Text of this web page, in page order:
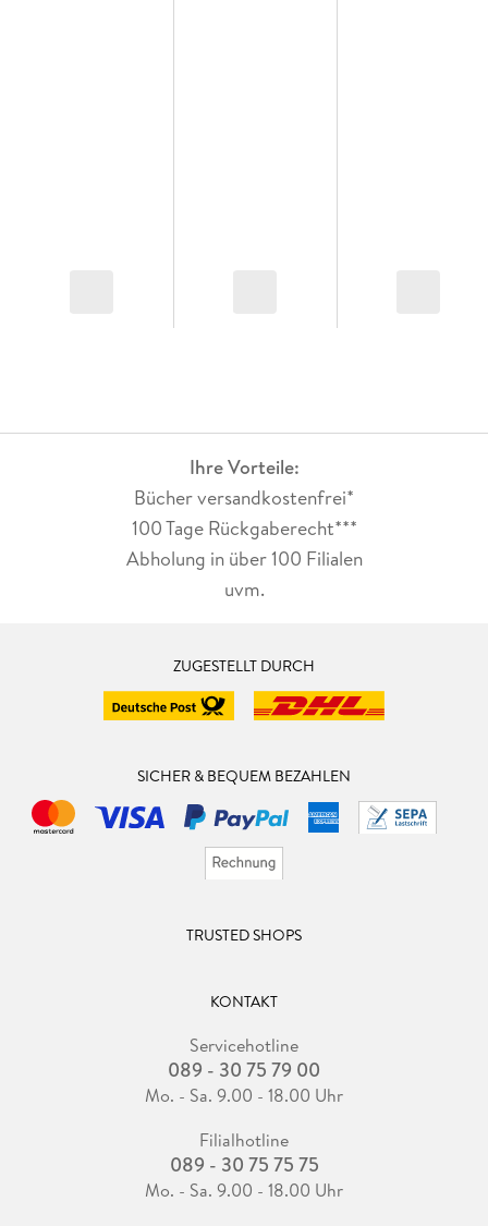
Ihre Vorteile:
Bücher versandkostenfrei*
100 Tage Rückgaberecht***
Abholung in über 100 Filialen
uvm.
ZUGESTELLT DURCH
SICHER & BEQUEM BEZAHLEN
TRUSTED SHOPS
KONTAKT
Servicehotline
089 - 30 75 79 00
Mo. - Sa. 9.00 - 18.00 Uhr
Filialhotline
089 - 30 75 75 75
Mo. - Sa. 9.00 - 18.00 Uhr